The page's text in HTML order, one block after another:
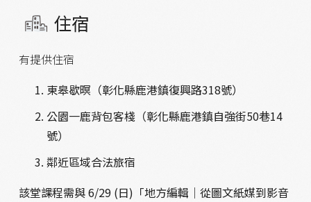
住宿
有提供住宿
東皋歇暝（彰化縣鹿港鎮復興路318號）
公園一鹿背包客棧（彰化縣鹿港鎮自強街50巷14
號）
鄰近區域合法旅宿
該堂課程需與 6/29 (日)「地方編輯｜從圖文紙媒到影音